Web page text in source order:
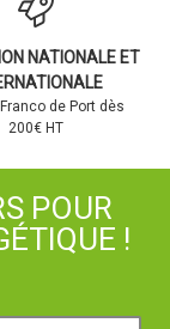
NATIONALE ET
de Port dès
200€ HT
POUR
!